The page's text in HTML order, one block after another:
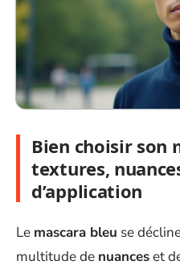
Bien choisir son
textures,
d’application
Le mascara bleu se
multitude de nuanceset